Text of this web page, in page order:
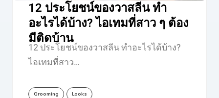
12 ประโยชน์ของวาสลีน ทำ
อะไรได้บ้าง? ไอเทมที่สาว ๆ ต้อง
มีติดบ้าน
12 ประโยชน์ของวาสลีน ทำอะไรได้บ้าง?
ไอเทมที่สาว…
Grooming Looks